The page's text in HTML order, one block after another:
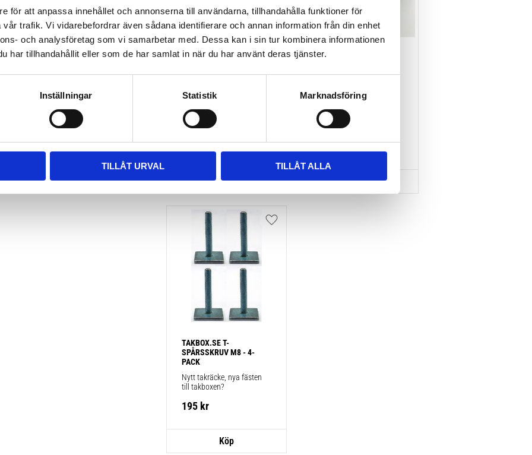
för att anpassa innehållet och annonserna till användarna, tillhandahålla funktioner för
trafik. Vi vidarebefordrar även sådana identifierare och annan information från din enhet
och analysföretag som vi samarbetar med. Dessa kan i sin tur kombinera informationen
har tillhandahållit eller som de har samlat in när du har använt deras tjänster.
Inställningar Statistik Marknadsföring
TILLÅT URVAL TILLÅT ALLA
MONTERINGSSATS U-
100 MM 4-PACK
Nytt takräcke, nya fästen
till takboxen?
SPÅRSADAPTER 20X24
Nytt takräcke, nya fästen
till takboxen?
TAKBOX.SE T-
SPÅRSSKRUV M8 - 4-
PACK
Nytt takräcke, nya fästen
till takboxen?
195 kr
Lägg till i favoriter